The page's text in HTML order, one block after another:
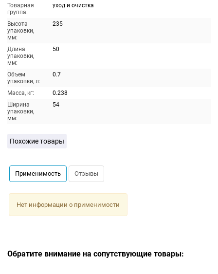
Товарная
группа:
уход и очистка
Высота
упаковки,
мм:
235
Длина
упаковки,
мм:
50
Объем
упаковки, л:
0.7
Масса, кг:
0.238
Ширина
упаковки,
мм:
54
Похожие товары
Применимость Отзывы
Нет информации о применимости
Обратите внимание на сопутствующие товары: